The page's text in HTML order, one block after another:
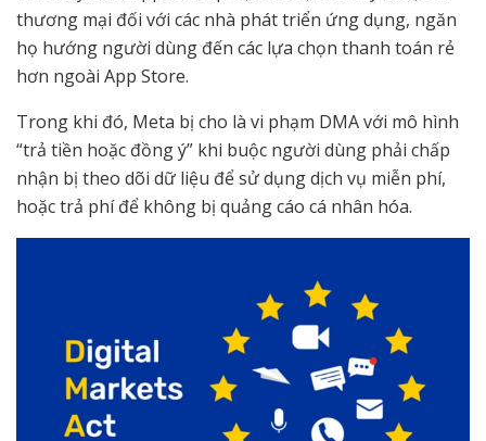
thương mại đối với các nhà phát triển ứng dụng, ngăn
họ hướng người dùng đến các lựa chọn thanh toán rẻ
hơn ngoài App Store.
Trong khi đó, Meta bị cho là vi phạm DMA với mô hình
“trả tiền hoặc đồng ý” khi buộc người dùng phải chấp
nhận bị theo dõi dữ liệu để sử dụng dịch vụ miễn phí,
hoặc trả phí để không bị quảng cáo cá nhân hóa.